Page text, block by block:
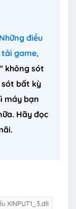
Những điều
game,
" không sót
sót bất kỳ
máy bạn
Hãy đọc
XINPUT1_3.dll